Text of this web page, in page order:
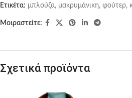
Ετικέτα: μπλούζα, μακρυμάνικη, φούτερ,
Μοιραστείτε:
Σχετικά προϊόντα